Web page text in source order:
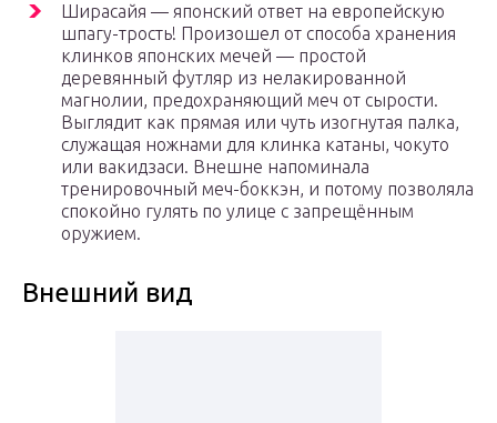
Ширасайя — японский ответ на европейскую
шпагу-трость! Произошел от способа хранения
клинков японских мечей — простой
деревянный футляр из нелакированной
магнолии, предохраняющий меч от сырости.
Выглядит как прямая или чуть изогнутая палка,
служащая ножнами для клинка катаны, чокуто
или вакидзаси. Внешне напоминала
тренировочный меч-боккэн, и потому позволяла
спокойно гулять по улице с запрещённым
оружием.
Внешний вид